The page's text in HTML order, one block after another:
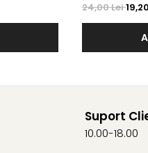
24,00 Lei
Suport
10.00-18.00